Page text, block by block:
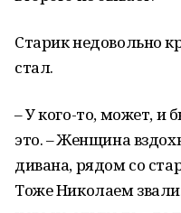
Старик недовольно
стал.
– У кого-то, может, и
это. – Женщина
дивана, рядом со
Тоже Николаем